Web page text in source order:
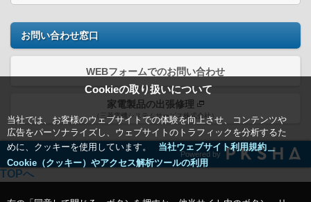
Cookieの取り扱いについて
当社では、お客様のウェブサイトでの体験を向上させ、コンテンツや
広告をパーソナライズし、ウェブサイトのトラフィックを分析するた
めに、クッキーを使用しています。
当社ウェブサイト利用規約＿
Cookie（クッキー）やアクセス解析ツールの利用
お問い合わせ窓口
WEBフォームでのお問い合わせ
家電製品の出張修理
（三菱電機システムサービス株式会社）
Powered by
TOPへ